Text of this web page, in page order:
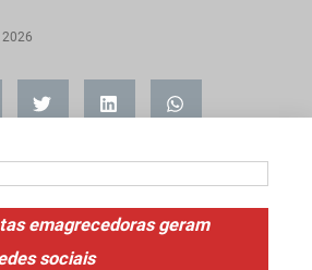
2026
emagrecedoras geram
sociais